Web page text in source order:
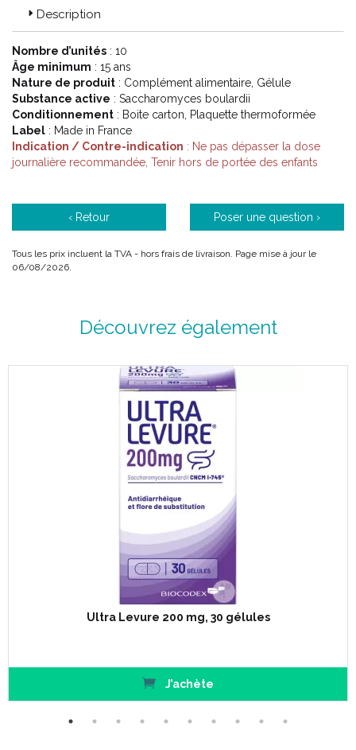
Description
Nombre d’unités : 10
Âge minimum : 15 ans
Nature de produit : Complément alimentaire, Gélule
Substance active : Saccharomyces boulardii
Conditionnement : Boite carton, Plaquette thermoformée
Label : Made in France
Indication / Contre-indication : Ne pas dépasser la dose
journalière recommandée, Tenir hors de portée des enfants
‹ Retour Poser une question ›
Tous les prix incluent la TVA - hors frais de livraison. Page mise à jour le
06/08/2026.
Découvrez également
Ultra Levure 200 mg, 30 gélules
J’achète